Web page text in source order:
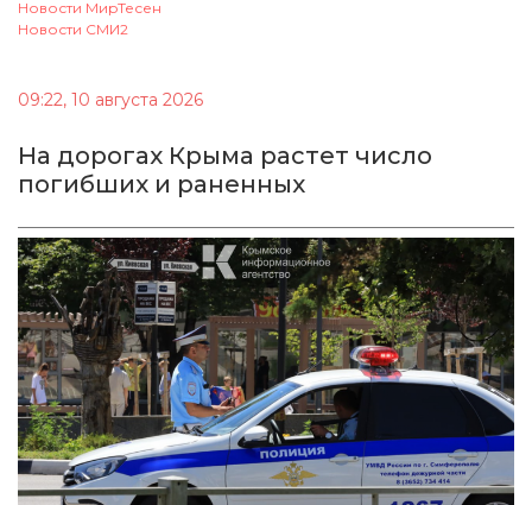
Новости МирТесен
Новости СМИ2
09:22, 10 августа 2026
На дорогах Крыма растет число
погибших и раненных